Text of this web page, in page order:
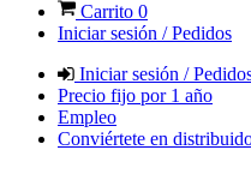
Carrito 0
Iniciar sesión / Pedidos
Iniciar sesión /
Precio fijo por 1 año
Empleo
Conviértete en